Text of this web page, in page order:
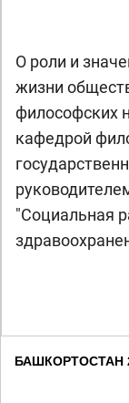
О роли и
жизни
философских
кафедрой
"Социальная
БАШКОРТОСТАН